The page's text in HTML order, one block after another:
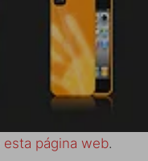
esta página web.